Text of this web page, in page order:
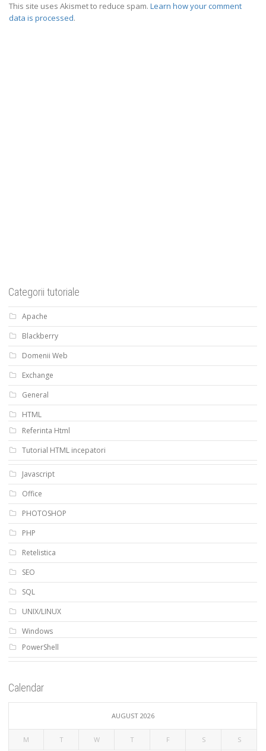
This site uses Akismet to reduce spam. Learn how your comment
data is processed.
Categorii tutoriale
Apache
Blackberry
Domenii Web
Exchange
General
HTML
Referinta Html
Tutorial HTML incepatori
Javascript
Office
PHOTOSHOP
PHP
Retelistica
SEO
SQL
UNIX/LINUX
Windows
PowerShell
Calendar
AUGUST 2026
M T W T F S S